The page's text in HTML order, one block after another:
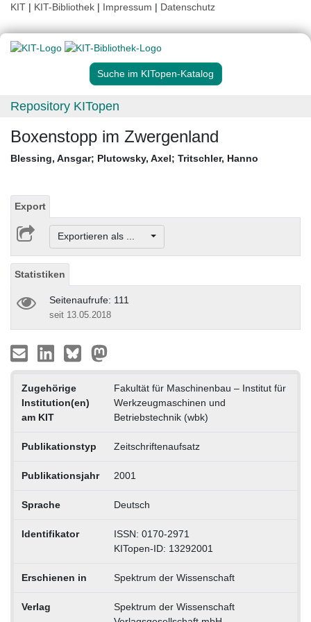
KIT | KIT-Bibliothek | Impressum | Datenschutz
Suche im KITopen-Katalog
Repository KITopen
Boxenstopp im Zwergenland
Blessing, Ansgar; Plutowsky, Axel; Tritschler, Hanno
Export
Exportieren als ...
Statistiken
Seitenaufrufe: 111
seit 13.05.2018
Zugehörige
Institution(en)
am KIT
Fakultät für Maschinenbau – Institut für
Werkzeugmaschinen und
Betriebstechnik (wbk)
Publikationstyp Zeitschriftenaufsatz
Publikationsjahr 2001
Sprache Deutsch
Identifikator
ISSN: 0170-2971
KITopen-ID: 13292001
Erschienen in Spektrum der Wissenschaft
Verlag
Spektrum der Wissenschaft